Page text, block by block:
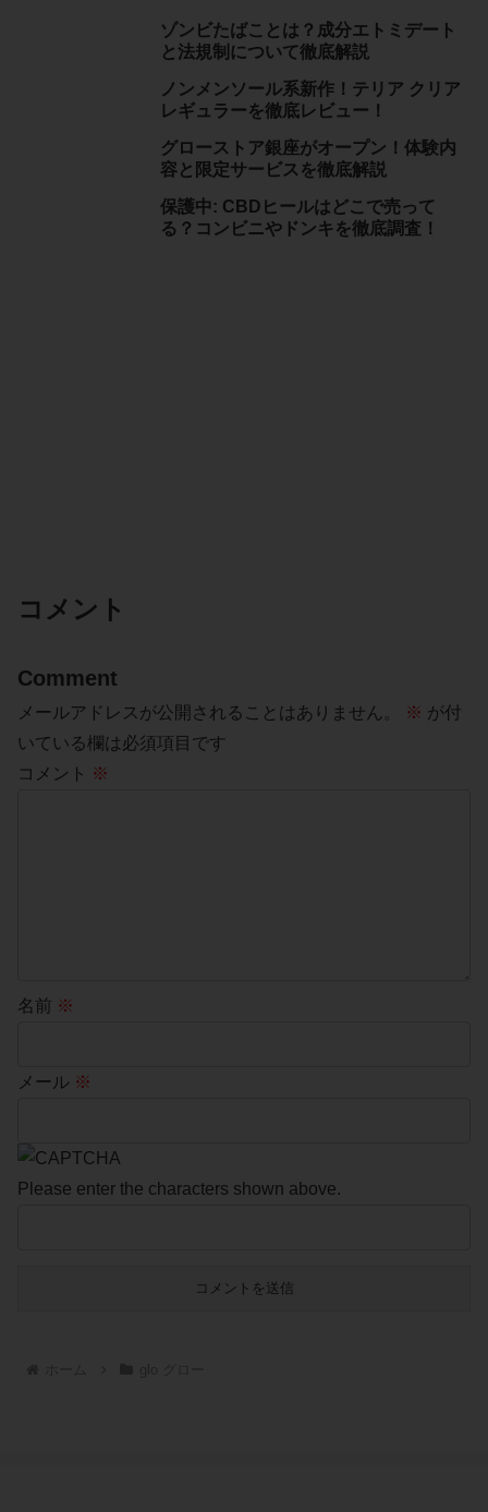
ゾンビたばことは？成分エトミデート
と法規制について徹底解説
ノンメンソール系新作！テリア クリア
レギュラーを徹底レビュー！
グローストア銀座がオープン！体験内
容と限定サービスを徹底解説
保護中: CBDヒールはどこで売って
る？コンビニやドンキを徹底調査！
コメント
Comment
メールアドレスが公開されることはありません。 ※ が付
いている欄は必須項目です
コメント ※
名前 ※
メール ※
Please enter the characters shown above.